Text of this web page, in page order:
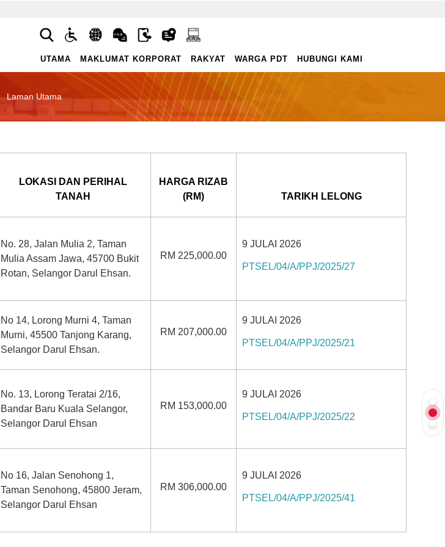
UTAMA MAKLUMAT KORPORAT RAKYAT WARGA PDT HUBUNGI KAMI
Laman Utama
LOKASI DAN PERIHAL
TANAH
HARGA RIZAB
(RM)
TARIKH LELONG
No. 28, Jalan Mulia 2, Taman
Mulia Assam Jawa, 45700 Bukit
Rotan, Selangor Darul Ehsan.
RM 225,000.00
9 JULAI 2026
PTSEL/04/A/PPJ/2025/27
No 14, Lorong Murni 4, Taman
Murni, 45500 Tanjong Karang,
Selangor Darul Ehsan.
RM 207,000.00
9 JULAI 2026
PTSEL/04/A/PPJ/2025/21
No. 13, Lorong Teratai 2/16,
Bandar Baru Kuala Selangor,
Selangor Darul Ehsan
RM 153,000.00
9 JULAI 2026
PTSEL/04/A/PPJ/2025/22
No 16, Jalan Senohong 1,
Taman Senohong, 45800 Jeram,
Selangor Darul Ehsan
RM 306,000.00
9 JULAI 2026
PTSEL/04/A/PPJ/2025/41